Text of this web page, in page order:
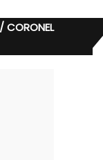
CORONEL